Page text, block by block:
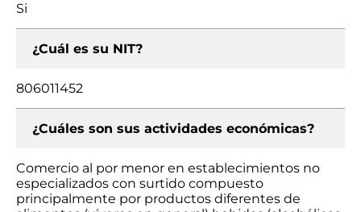
Si
¿Cuál es su NIT?
806011452
¿Cuáles son sus actividades económicas?
Comercio al por menor en establecimientos no
especializados con surtido compuesto
principalmente por productos diferentes de